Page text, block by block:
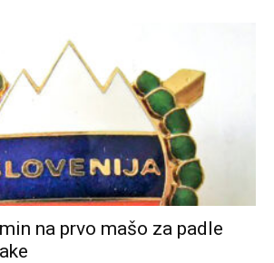
na prvo mašo za padle